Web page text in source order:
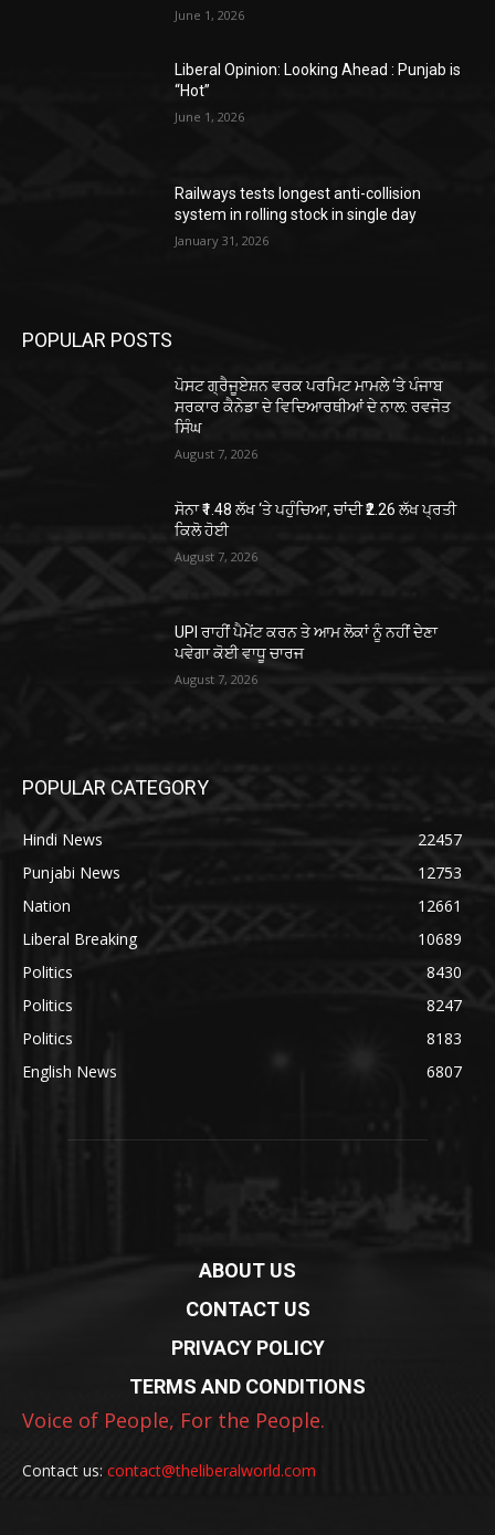
June 1, 2026
Liberal Opinion: Looking Ahead : Punjab is
“Hot”
June 1, 2026
Railways tests longest anti-collision
system in rolling stock in single day
January 31, 2026
POPULAR POSTS
ਪੋਸਟ ਗ੍ਰੈਜੂਏਸ਼ਨ ਵਰਕ ਪਰਮਿਟ ਮਾਮਲੇ ‘ਤੇ ਪੰਜਾਬ
ਸਰਕਾਰ ਕੈਨੇਡਾ ਦੇ ਵਿਦਿਆਰਥੀਆਂ ਦੇ ਨਾਲ: ਰਵਜੋਤ
ਸਿੰਘ
August 7, 2026
ਸੋਨਾ ₹1.48 ਲੱਖ ‘ਤੇ ਪਹੁੰਚਿਆ, ਚਾਂਦੀ ₹2.26 ਲੱਖ ਪ੍ਰਤੀ
ਕਿਲੋ ਹੋਈ
August 7, 2026
UPI ਰਾਹੀਂ ਪੈਮੇਂਟ ਕਰਨ ਤੇ ਆਮ ਲੋਕਾਂ ਨੂੰ ਨਹੀਂ ਦੇਣਾ
ਪਵੇਗਾ ਕੋਈ ਵਾਧੂ ਚਾਰਜ
August 7, 2026
POPULAR CATEGORY
Hindi News
22457
Punjabi News
12753
Nation
12661
Liberal Breaking
10689
Politics
8430
Politics
8247
Politics
8183
English News
6807
ABOUT US
CONTACT US
PRIVACY POLICY
TERMS AND CONDITIONS
Voice of People, For the People.
Contact us: contact@theliberalworld.com